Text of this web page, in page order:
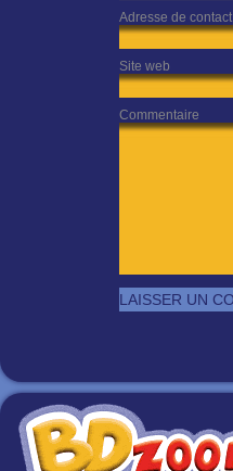
Adresse de contact
Site web
Commentaire